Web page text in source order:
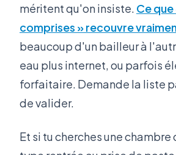
méritent qu'on insiste. Ce
comprises » recouvre
beaucoup d'un bailleur à
eau plus internet, ou parfois
forfaitaire. Demande la liste
de valider.
Et si tu cherches une